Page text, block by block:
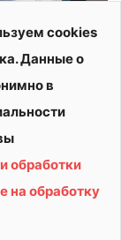
cookies
Данные о
в
обработки
на обработку